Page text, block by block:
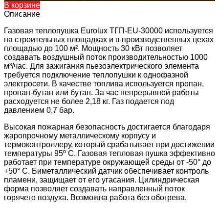
В корзине
Описание
Газовая теплопушка Eurolux ТГП-EU-30000 используется
на строительных площадках и в производственных цехах
площадью до 100 м². Мощность 30 кВт позволяет
создавать воздушный поток производительностью 1000
м³/час. Для зажигания пьезоэлектрического элемента
требуется подключение теплопушки к однофазной
электросети. В качестве топлива используется пропан,
пропан-бутан или бутан. За час непрерывной работы
расходуется не более 2,18 кг. Газ подается под
давлением 0,7 бар.
Высокая пожарная безопасность достигается благодаря
жаропрочному металлическому корпусу и
термоконтроллеру, который срабатывает при достижении
температуры 95º C. Газовая тепловая пушка эффективно
работает при температуре окружающей среды от -50° до
+50° С. Биметаллический датчик обеспечивает контроль
пламени, защищает от его угасания. Цилиндрическая
форма позволяет создавать направленный поток
горячего воздуха. Возможна работа без обогрева.